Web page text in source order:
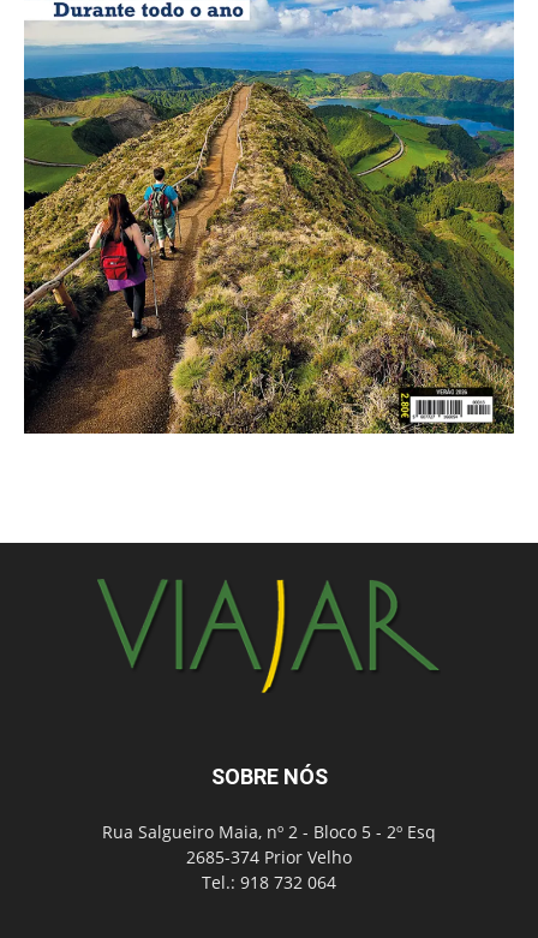
SOBRE NÓS
Rua Salgueiro Maia, nº 2 - Bloco 5 - 2º Esq
2685-374 Prior Velho
Tel.: 918 732 064